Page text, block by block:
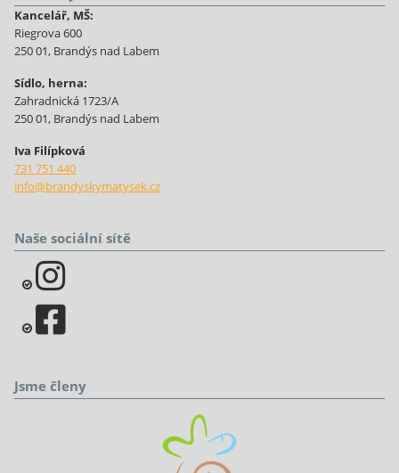
Kancelář, MŠ:
Riegrova 600
250 01, Brandýs nad Labem
Sídlo, herna:
Zahradnická 1723/A
250 01, Brandýs nad Labem
Iva Filípková
731 751 440
info@brandyskymatysek.cz
Naše sociální sítě
Jsme členy